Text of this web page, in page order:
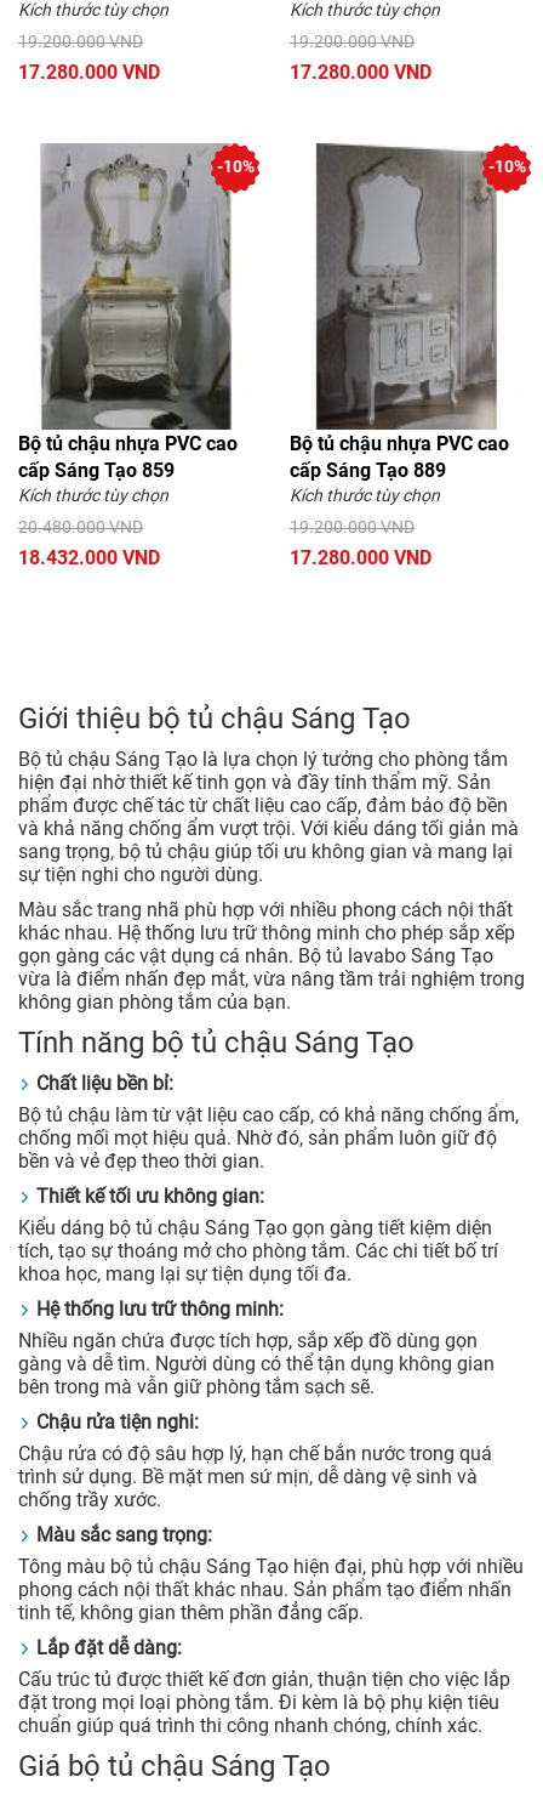
Kích thước tùy chọn
19.200.000 VND
17.280.000 VND
Kích thước tùy chọn
19.200.000 VND
17.280.000 VND
Bộ tủ chậu nhựa PVC cao
cấp Sáng Tạo 859
Kích thước tùy chọn
20.480.000 VND
18.432.000 VND
-10%
Bộ tủ chậu nhựa PVC cao
cấp Sáng Tạo 889
Kích thước tùy chọn
19.200.000 VND
17.280.000 VND
-10%
Giới thiệu bộ tủ chậu Sáng Tạo
Bộ tủ chậu Sáng Tạo là lựa chọn lý tưởng cho phòng tắm
hiện đại nhờ thiết kế tinh gọn và đầy tính thẩm mỹ. Sản
phẩm được chế tác từ chất liệu cao cấp, đảm bảo độ bền
và khả năng chống ẩm vượt trội. Với kiểu dáng tối giản mà
sang trọng, bộ tủ chậu giúp tối ưu không gian và mang lại
sự tiện nghi cho người dùng.
Màu sắc trang nhã phù hợp với nhiều phong cách nội thất
khác nhau. Hệ thống lưu trữ thông minh cho phép sắp xếp
gọn gàng các vật dụng cá nhân. Bộ tủ lavabo Sáng Tạo
vừa là điểm nhấn đẹp mắt, vừa nâng tầm trải nghiệm trong
không gian phòng tắm của bạn.
Tính năng bộ tủ chậu Sáng Tạo
Chất liệu bền bỉ:
Bộ tủ chậu làm từ vật liệu cao cấp, có khả năng chống ẩm,
chống mối mọt hiệu quả. Nhờ đó, sản phẩm luôn giữ độ
bền và vẻ đẹp theo thời gian.
Thiết kế tối ưu không gian:
Kiểu dáng bộ tủ chậu Sáng Tạo gọn gàng tiết kiệm diện
tích, tạo sự thoáng mở cho phòng tắm. Các chi tiết bố trí
khoa học, mang lại sự tiện dụng tối đa.
Hệ thống lưu trữ thông minh:
Nhiều ngăn chứa được tích hợp, sắp xếp đồ dùng gọn
gàng và dễ tìm. Người dùng có thể tận dụng không gian
bên trong mà vẫn giữ phòng tắm sạch sẽ.
Chậu rửa tiện nghi:
Chậu rửa có độ sâu hợp lý, hạn chế bắn nước trong quá
trình sử dụng. Bề mặt men sứ mịn, dễ dàng vệ sinh và
chống trầy xước.
Màu sắc sang trọng:
Tông màu bộ tủ chậu Sáng Tạo hiện đại, phù hợp với nhiều
phong cách nội thất khác nhau. Sản phẩm tạo điểm nhấn
tinh tế, không gian thêm phần đẳng cấp.
Lắp đặt dễ dàng:
Cấu trúc tủ được thiết kế đơn giản, thuận tiện cho việc lắp
đặt trong mọi loại phòng tắm. Đi kèm là bộ phụ kiện tiêu
chuẩn giúp quá trình thi công nhanh chóng, chính xác.
Giá bộ tủ chậu Sáng Tạo